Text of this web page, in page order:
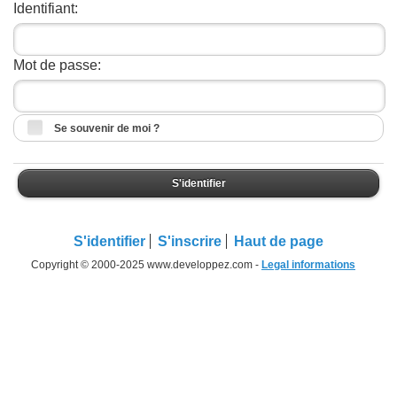
Identifiant:
Mot de passe:
Se souvenir de moi ?
S'identifier
S'identifier S'inscrire Haut de page
Copyright © 2000-2025 www.developpez.com - Legal informations